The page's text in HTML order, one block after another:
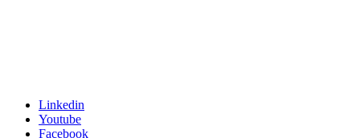
Linkedin
Youtube
Facebook